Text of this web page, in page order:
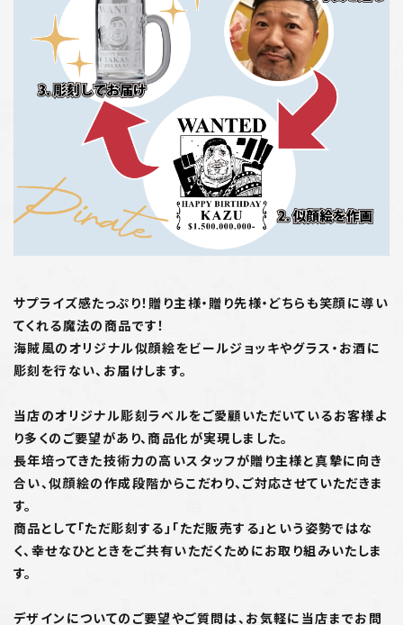
サプライズ感たっぷり！贈り主様・贈り先様・どちらも笑顔に導い
てくれる魔法の商品です！
海賊風のオリジナル似顔絵をビールジョッキやグラス・お酒に
彫刻を行ない、お届けします。
当店のオリジナル彫刻ラベルをご愛顧いただいているお客様よ
り多くのご要望があり、商品化が実現しました。
長年培ってきた技術力の高いスタッフが贈り主様と真摯に向き
合い、似顔絵の作成段階からこだわり、ご対応させていただきま
す。
商品として「ただ彫刻する」「ただ販売する」という姿勢ではな
く、幸せなひとときをご共有いただくためにお取り組みいたしま
す。
デザインについてのご要望やご質問は、お気軽に当店までお問